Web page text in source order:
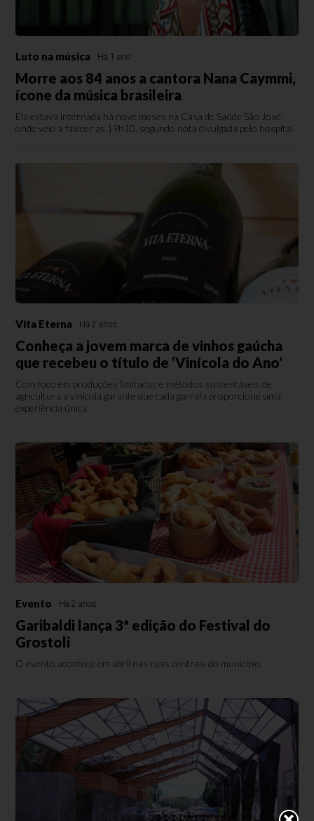
Luto na música Há 1 ano
Morre aos 84 anos a cantora Nana Caymmi,
ícone da música brasileira
Ela estava internada há nove meses na Casa de Saúde São José,
onde veio a falecer às 19h10, segundo nota divulgada pelo hospital.
Vita Eterna Há 2 anos
Conheça a jovem marca de vinhos gaúcha
que recebeu o título de ‘Vinícola do Ano’
Com foco em produções limitadas e métodos sustentáveis de
agricultura a vinícola garante que cada garrafa proporcione uma
experiência única.
Evento Há 2 anos
Garibaldi lança 3ª edição do Festival do
Grostoli
O evento acontece em abril nas ruas centrais do município.